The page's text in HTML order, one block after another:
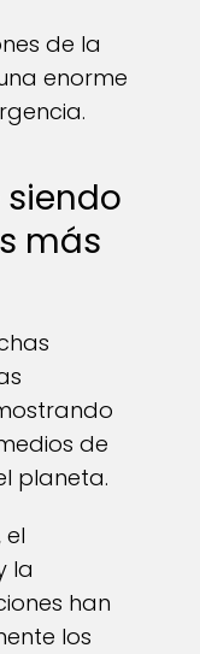
de la
enorme
más
de
planeta.
el
la
han
los